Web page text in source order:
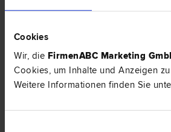
Cookies
Wir, die FirmenABC Marketing
Cookies, um Inhalte und Anzeigen
Weitere Informationen finden Sie
Liegenschafts- und
Vertrags­recht|Kartell­recht|